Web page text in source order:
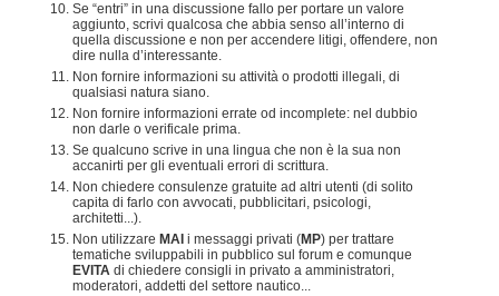
Se “entri” in una discussione fallo per portare un valore
aggiunto, scrivi qualcosa che abbia senso all’interno di
quella discussione e non per accendere litigi, offendere, non
dire nulla d’interessante.
Non fornire informazioni su attività o prodotti illegali, di
qualsiasi natura siano.
Non fornire informazioni errate od incomplete: nel dubbio
non darle o verificale prima.
Se qualcuno scrive in una lingua che non è la sua non
accanirti per gli eventuali errori di scrittura.
Non chiedere consulenze gratuite ad altri utenti (di solito
capita di farlo con avvocati, pubblicitari, psicologi,
architetti...).
Non utilizzare MAI i messaggi privati (MP) per trattare
tematiche sviluppabili in pubblico sul forum e comunque
EVITA di chiedere consigli in privato a amministratori,
moderatori, addetti del settore nautico...